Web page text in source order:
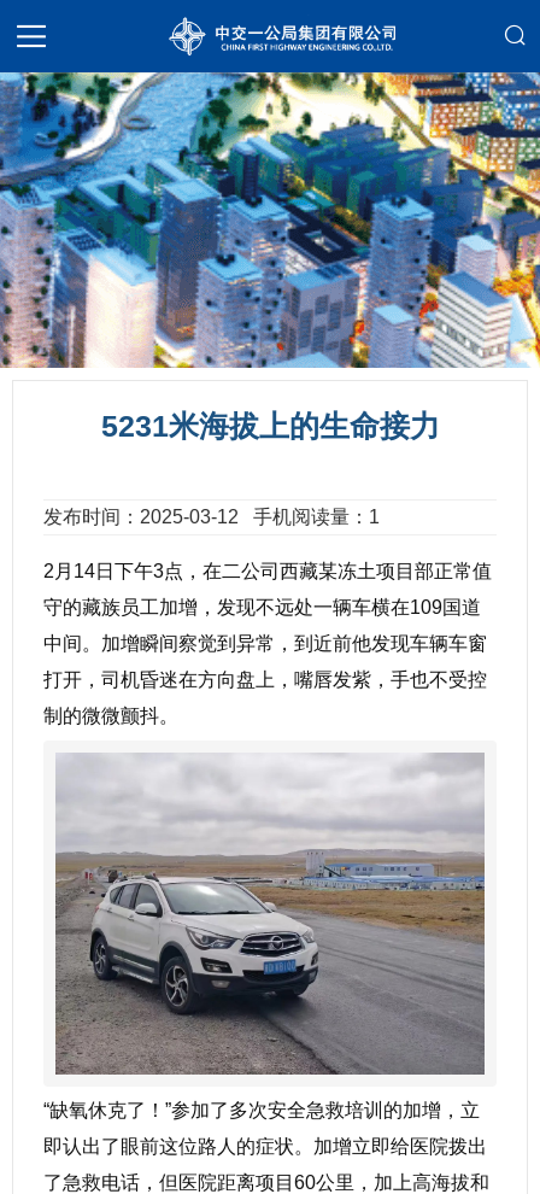
5231米海拔上的生命接力
发布时间：2025-03-12 手机阅读量：1
2月14日下午3点，在二公司西藏某冻土项目部正常值
守的藏族员工加增，发现不远处一辆车横在109国道
中间。加增瞬间察觉到异常，到近前他发现车辆车窗
打开，司机昏迷在方向盘上，嘴唇发紫，手也不受控
制的微微颤抖。
“缺氧休克了！”参加了多次安全急救培训的加增，立
即认出了眼前这位路人的症状。加增立即给医院拨出
了急救电话，但医院距离项目60公里，加上高海拔和